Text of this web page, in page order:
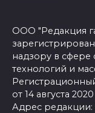
ООО "Редакция
надзору в
технологий и
от 14 августа 2020
Адрес редакции: